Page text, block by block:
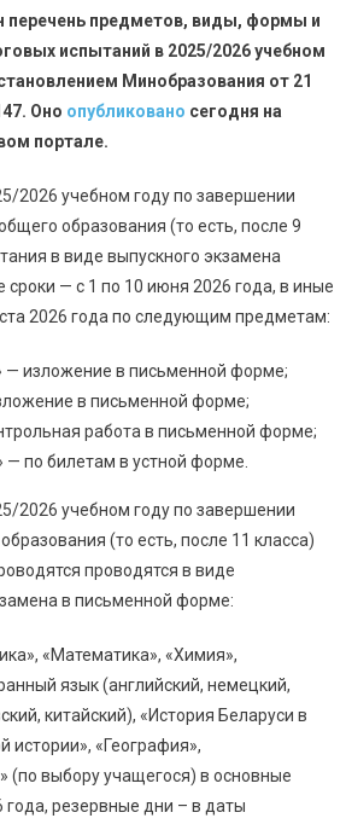
перечень предметов, виды, формы и
испытаний в 2025/2026 учебном
Минобразования от 21
Оно опубликовано сегодня на
портале.
2026 учебном году по завершении
образования (то есть, после 9
в виде выпускного экзамена
сроки — с 1 по 10 июня 2026 года, в иные
2026 года по следующим предметам:
— изложение в письменной форме;
в письменной форме;
работа в письменной форме;
— по билетам в устной форме.
2026 учебном году по завершении
(то есть, после 11 класса)
проводятся в виде
в письменной форме:
«Математика», «Химия»,
язык (английский, немецкий,
китайский), «История Беларуси в
истории», «География»,
(по выбору учащегося) в основные
года, резервные дни – в даты